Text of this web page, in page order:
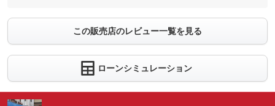
この販売店のレビュー一覧を見る
ローンシミュレーション